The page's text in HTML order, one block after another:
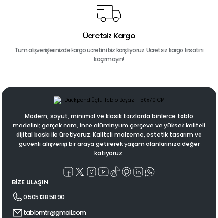
Ücretsiz Kargo
Tüm alışverişlerinizde kargo ücretini biz karşılıyoruz. Ücretsiz kargo fırsatını
kaçırmayın!
Modern, soyut, minimal ve klasik tarzlarda binlerce tablo
modelini; gerçek cam, ince alüminyum çerçeve ve yüksek kaliteli
dijital baskı ile üretiyoruz. Kaliteli malzeme, estetik tasarım ve
güvenli alışverişi bir araya getirerek yaşam alanlarınıza değer
katıyoruz.
BİZE ULAŞIN
0 505 138 58 90
tablomtr@gmail.com